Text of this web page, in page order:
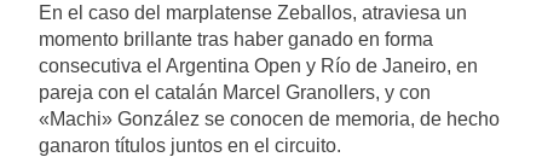
En el caso del marplatense Zeballos, atraviesa un
momento brillante tras haber ganado en forma
consecutiva el Argentina Open y Río de Janeiro, en
pareja con el catalán Marcel Granollers, y con
«Machi» González se conocen de memoria, de hecho
ganaron títulos juntos en el circuito.